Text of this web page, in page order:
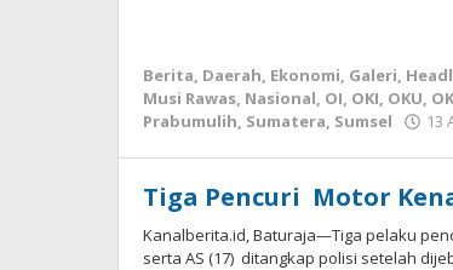
Berita, Daerah, Ekonomi, Galeri,
Musi Rawas, Nasional, OI, OKI, OKU,
Prabumulih, Sumatera, Sumsel 13
Tiga Pencuri Motor
Kanalberita.id, Baturaja—Tiga pelaku
serta AS (17) ditangkap polisi setelah